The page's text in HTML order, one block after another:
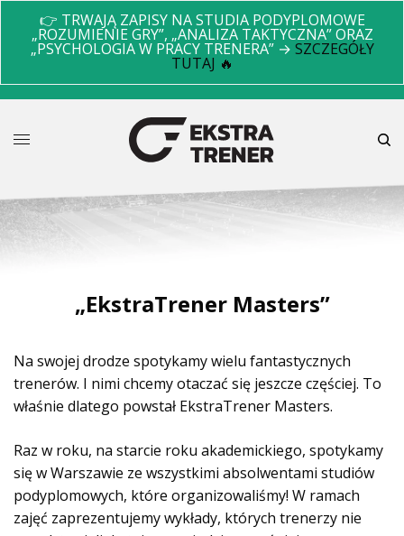
👉 TRWAJĄ ZAPISY NA STUDIA PODYPLOMOWE
„ROZUMIENIE GRY”, „ANALIZA TAKTYCZNA” ORAZ
„PSYCHOLOGIA W PRACY TRENERA” → SZCZEGÓŁY
TUTAJ 🔥
„EkstraTrener Masters”
Na swojej drodze spotykamy wielu fantastycznych
trenerów. I nimi chcemy otaczać się jeszcze częściej. To
właśnie dlatego powstał EkstraTrener Masters.
Raz w roku, na starcie roku akademickiego, spotykamy
się w Warszawie ze wszystkimi absolwentami studiów
podyplomowych, które organizowaliśmy! W ramach
zajęć zaprezentujemy wykłady, których trenerzy nie